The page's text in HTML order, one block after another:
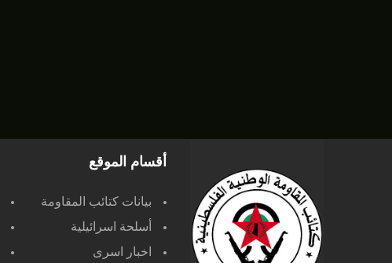
أقسام الموقع
بيانات كتائب المقاومة
أسلحة اسرائيلية
اخبار اسرى